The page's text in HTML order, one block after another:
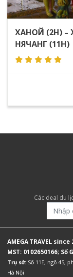
ХАНОЙ (2Н) –
НЯЧАНГ (11Н)
Các deal du
AMEGA TRAVEL since
MST: 0102650166; Số
Trụ sở: Số 11E, ngõ 45,
Hà Nội